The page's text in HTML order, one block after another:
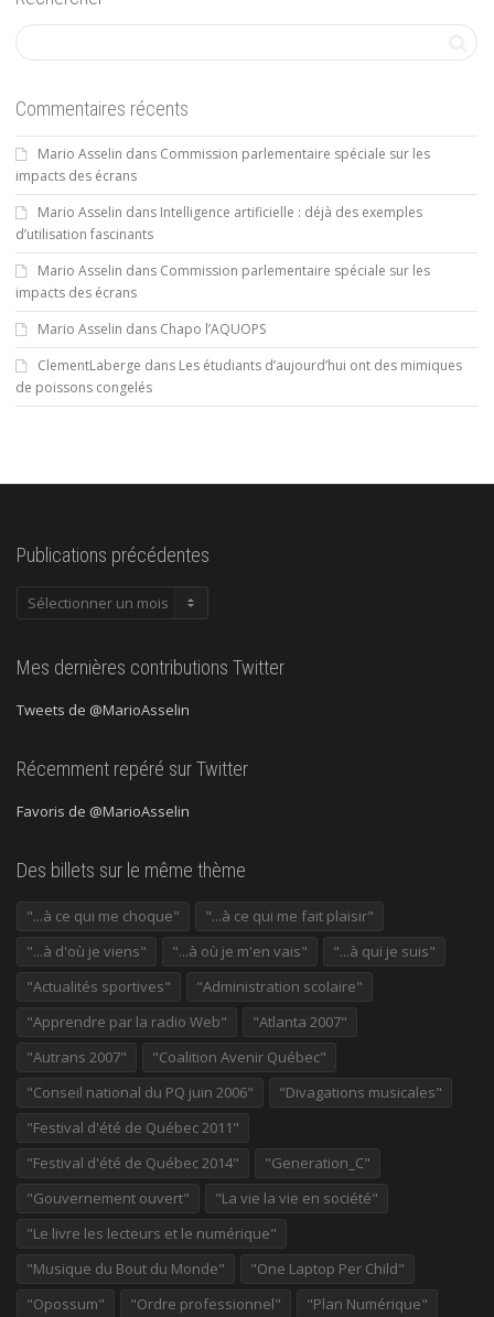
Commentaires récents
Mario Asselin dans Commission parlementaire spéciale sur les
impacts des écrans
Mario Asselin dans Intelligence artificielle : déjà des exemples
d’utilisation fascinants
Mario Asselin dans Commission parlementaire spéciale sur les
impacts des écrans
Mario Asselin dans Chapo l’AQUOPS
ClementLaberge dans Les étudiants d’aujourd’hui ont des mimiques
de poissons congelés
Publications précédentes
Publications
Mes dernières contributions Twitter
Tweets de @MarioAsselin
Récemment repéré sur Twitter
Favoris de @MarioAsselin
Des billets sur le même thème
"...à ce qui me choque"
"...à ce qui me fait plaisir"
"...à d'où je viens"
"...à où je m'en vais"
"...à qui je suis"
"Actualités sportives"
"Administration scolaire"
"Apprendre par la radio Web"
"Atlanta 2007"
"Autrans 2007"
"Coalition Avenir Québec"
"Conseil national du PQ juin 2006"
"Divagations musicales"
"Festival d'été de Québec 2011"
"Festival d'été de Québec 2014"
"Generation_C"
"Gouvernement ouvert"
"La vie la vie en société"
"Le livre les lecteurs et le numérique"
"Musique du Bout du Monde"
"One Laptop Per Child"
"Opossum"
"Ordre professionnel"
"Plan Numérique"